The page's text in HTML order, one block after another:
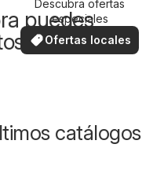
Descubra ofertas
especiales
Ofertas locales
puedes
catálogos